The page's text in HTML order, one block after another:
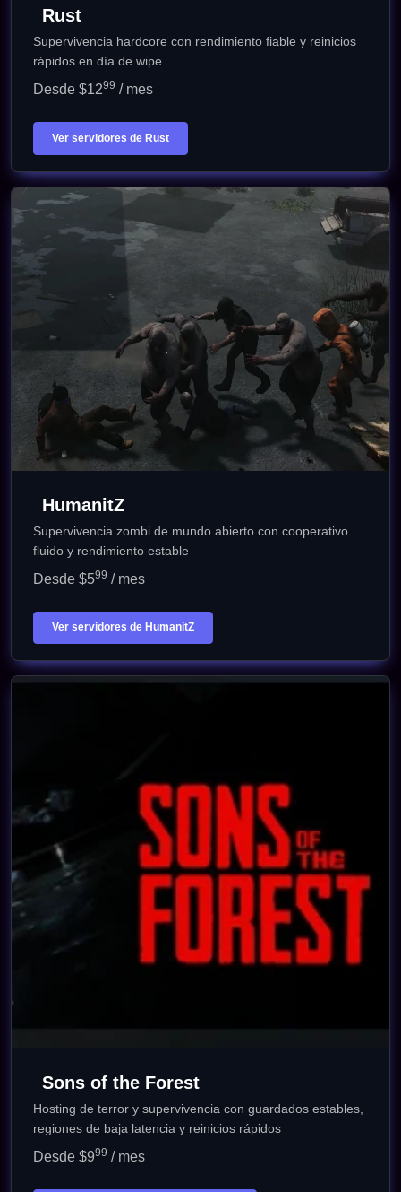
Rust
Supervivencia hardcore con rendimiento fiable y reinicios
rápidos en día de wipe
Desde $1299 / mes
Ver servidores de Rust
HumanitZ
Supervivencia zombi de mundo abierto con cooperativo
fluido y rendimiento estable
Desde $599 / mes
Ver servidores de HumanitZ
Sons of the Forest
Hosting de terror y supervivencia con guardados estables,
regiones de baja latencia y reinicios rápidos
Desde $999 / mes